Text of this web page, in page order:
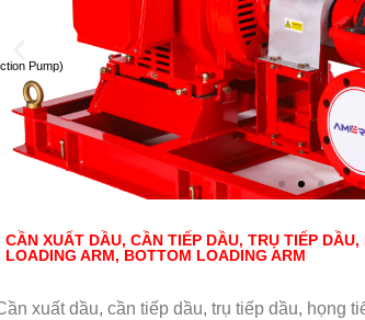
Pump)
CẦN XUẤT DẦU, CẦN TIẾP DẦU, TRỤ TIẾP
LOADING ARM, BOTTOM LOADING ARM
xuất dầu, cần tiếp dầu, trụ tiếp dầu, họng